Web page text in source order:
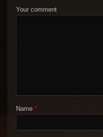
Your comment
Name *